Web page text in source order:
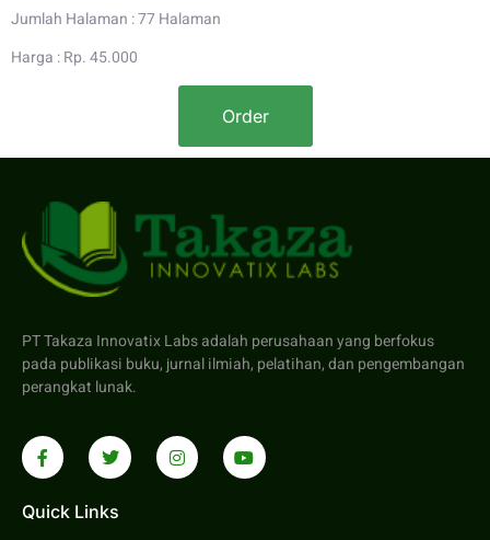
Jumlah Halaman : 77 Halaman
Harga : Rp. 45.000
Order
PT Takaza Innovatix Labs adalah perusahaan yang berfokus
pada publikasi buku, jurnal ilmiah, pelatihan, dan pengembangan
perangkat lunak.
Quick Links